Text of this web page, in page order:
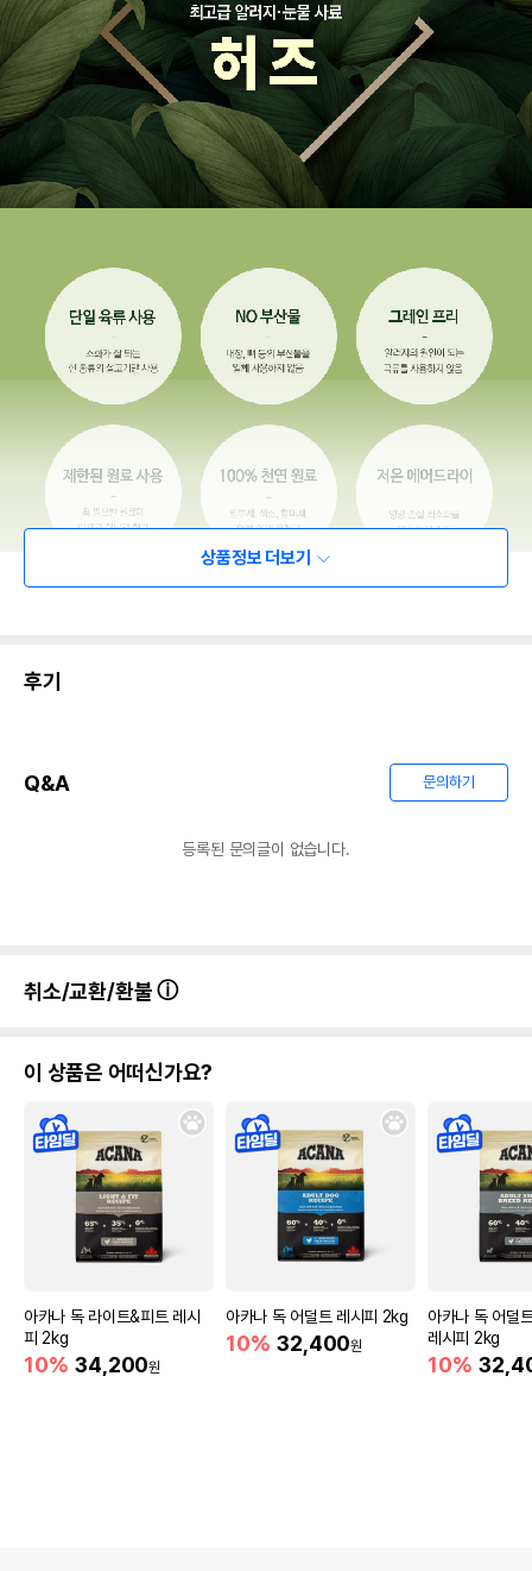
상품정보 더보기
후기
Q&A 문의하기
등록된 문의글이 없습니다.
취소/교환/환불
이 상품은 어떠신가요?
아카나 독 라이트&피트 레시
피 2kg
10% 34,200원
아카나 독 어덜트 레시피 2kg
10% 32,400원
아카나 독 어덜
레시피 2kg
10%